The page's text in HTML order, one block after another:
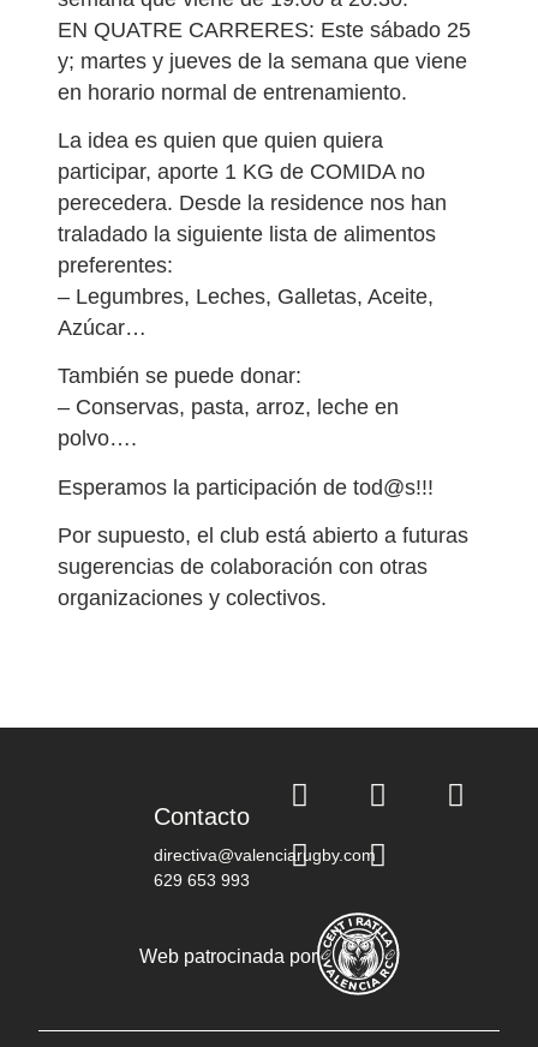
EN QUATRE CARRERES: Este sábado 25
y; martes y jueves de la semana que viene
en horario normal de entrenamiento.
La idea es quien que quien quiera
participar, aporte 1 KG de COMIDA no
perecedera. Desde la residence nos han
traladado la siguiente lista de alimentos
preferentes:
– Legumbres, Leches, Galletas, Aceite,
Azúcar…
También se puede donar:
– Conservas, pasta, arroz, leche en
polvo….
Esperamos la participación de tod@s!!!
Por supuesto, el club está abierto a futuras
sugerencias de colaboración con otras
organizaciones y colectivos.
Contacto
directiva@valenciarugby.com
629 653 993
Web patrocinada por